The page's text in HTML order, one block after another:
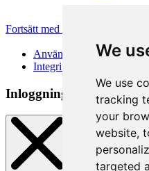
We
We use
tracking
your
website,
targeted
Fortsätt med Apple
Användarvillkor
Integritetspolicy
Inloggningsmetod